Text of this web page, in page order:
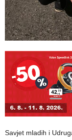
Savjet mladih i